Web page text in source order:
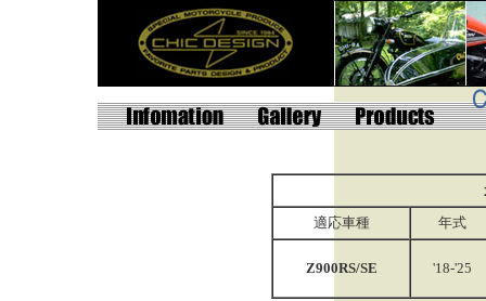
適応車種
年式
Z900RS/SE '18-'25